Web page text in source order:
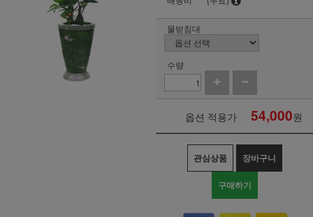
물받침대
수량
옵션 적용가 54,000원
관심상품 장바구니
구매하기